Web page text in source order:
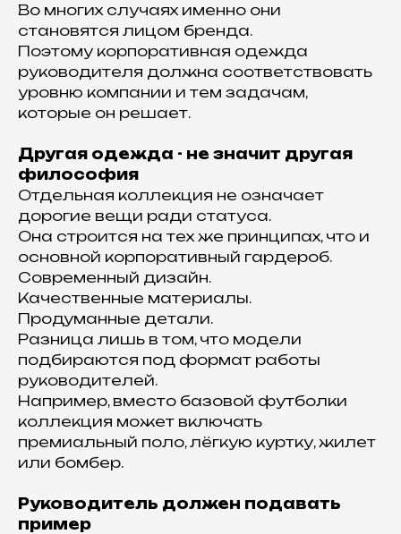
Во многих случаях именно они
становятся лицом бренда.
Поэтому корпоративная одежда
руководителя должна соответствовать
уровню компании и тем задачам,
которые он решает.
Другая одежда - не значит другая
философия
Отдельная коллекция не означает
дорогие вещи ради статуса.
Она строится на тех же принципах, что и
основной корпоративный гардероб.
Современный дизайн.
Качественные материалы.
Продуманные детали.
Разница лишь в том, что модели
подбираются под формат работы
руководителей.
Например, вместо базовой футболки
коллекция может включать
премиальный поло, лёгкую куртку, жилет
или бомбер.
Руководитель должен подавать
пример